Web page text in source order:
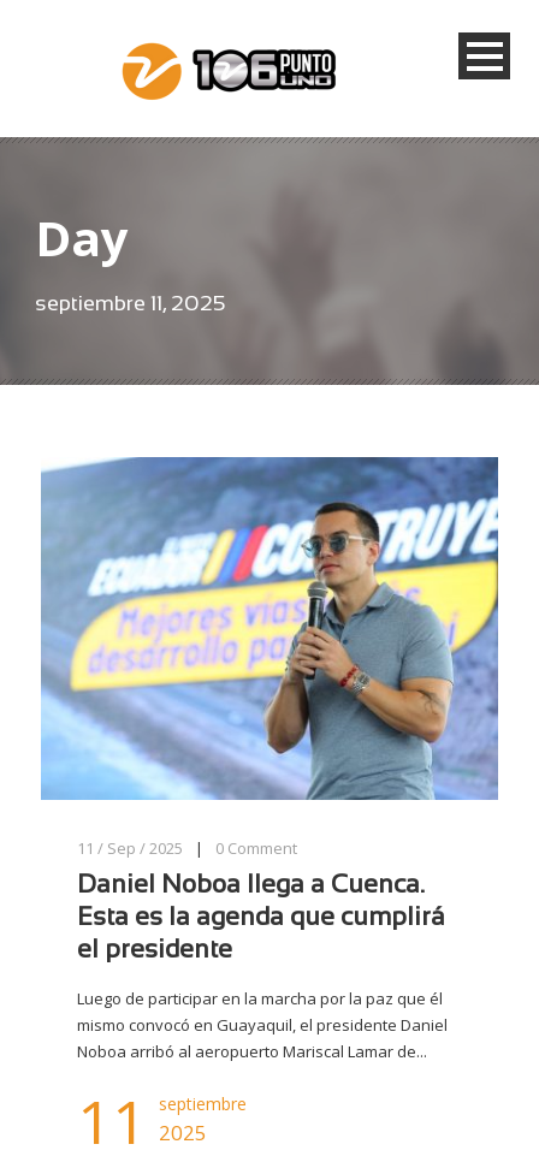
Day
septiembre 11, 2025
11 / Sep / 2025 | 0 Comment
Daniel Noboa llega a Cuenca.
Esta es la agenda que cumplirá
el presidente
Luego de participar en la marcha por la paz que él
mismo convocó en Guayaquil, el presidente Daniel
Noboa arribó al aeropuerto Mariscal Lamar de...
11 septiembre
2025